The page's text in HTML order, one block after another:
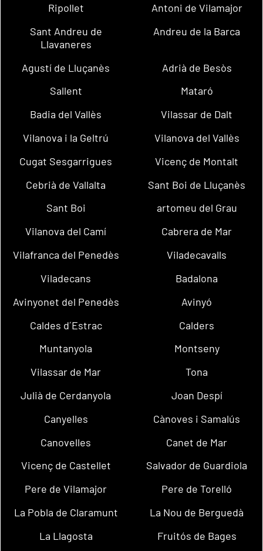
Ripollet
Antoni de Vilamajor
Sant Andreu de
Llavaneres
Andreu de la Barca
Agustí de Lluçanès
Adrià de Besòs
Sallent
Mataró
Badia del Vallès
Vilassar de Dalt
Vilanova i la Geltrú
Vilanova del Vallès
Cugat Sesgarrigues
Vicenç de Montalt
Cebrià de Vallalta
Sant Boi de Lluçanès
Sant Boi
artomeu del Grau
Vilanova del Camí
Cabrera de Mar
Vilafranca del Penedès
Viladecavalls
Viladecans
Badalona
Avinyonet del Penedès
Avinyó
Caldes d´Estrac
Calders
Muntanyola
Montseny
Vilassar de Mar
Tona
Julià de Cerdanyola
Joan Despí
Canyelles
Cànoves i Samalús
Canovelles
Canet de Mar
Vicenç de Castellet
Salvador de Guardiola
Pere de Vilamajor
Pere de Torelló
La Pobla de Claramunt
La Nou de Berguedà
La Llagosta
Fruitós de Bages